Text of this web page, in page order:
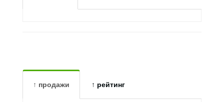
↑ продажи ↑ рейтинг